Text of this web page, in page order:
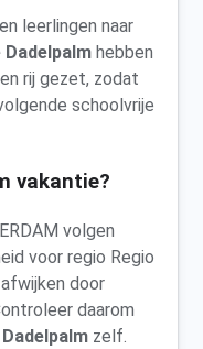
leerlingen naar
Dadelpalm hebben
rij gezet, zodat
schoolvrije
vakantie?
volgen
voor regio Regio
door
daarom
Dadelpalm zelf.